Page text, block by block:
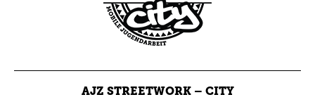
AJZ STREETWORK – CITY